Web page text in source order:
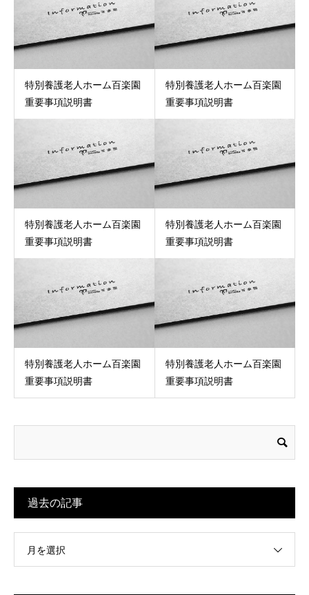
特別養護老人ホーム百楽園
重要事項説明書
特別養護老人ホーム百楽園
重要事項説明書
特別養護老人ホーム百楽園
重要事項説明書
特別養護老人ホーム百楽園
重要事項説明書
特別養護老人ホーム百楽園
重要事項説明書
特別養護老人ホーム百楽園
重要事項説明書
過去の記事
月を選択